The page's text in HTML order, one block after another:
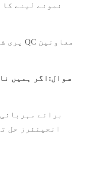
8. سوال: اگر ہمیں
انجینئرز حل